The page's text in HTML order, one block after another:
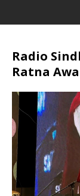
Radio
Ratna